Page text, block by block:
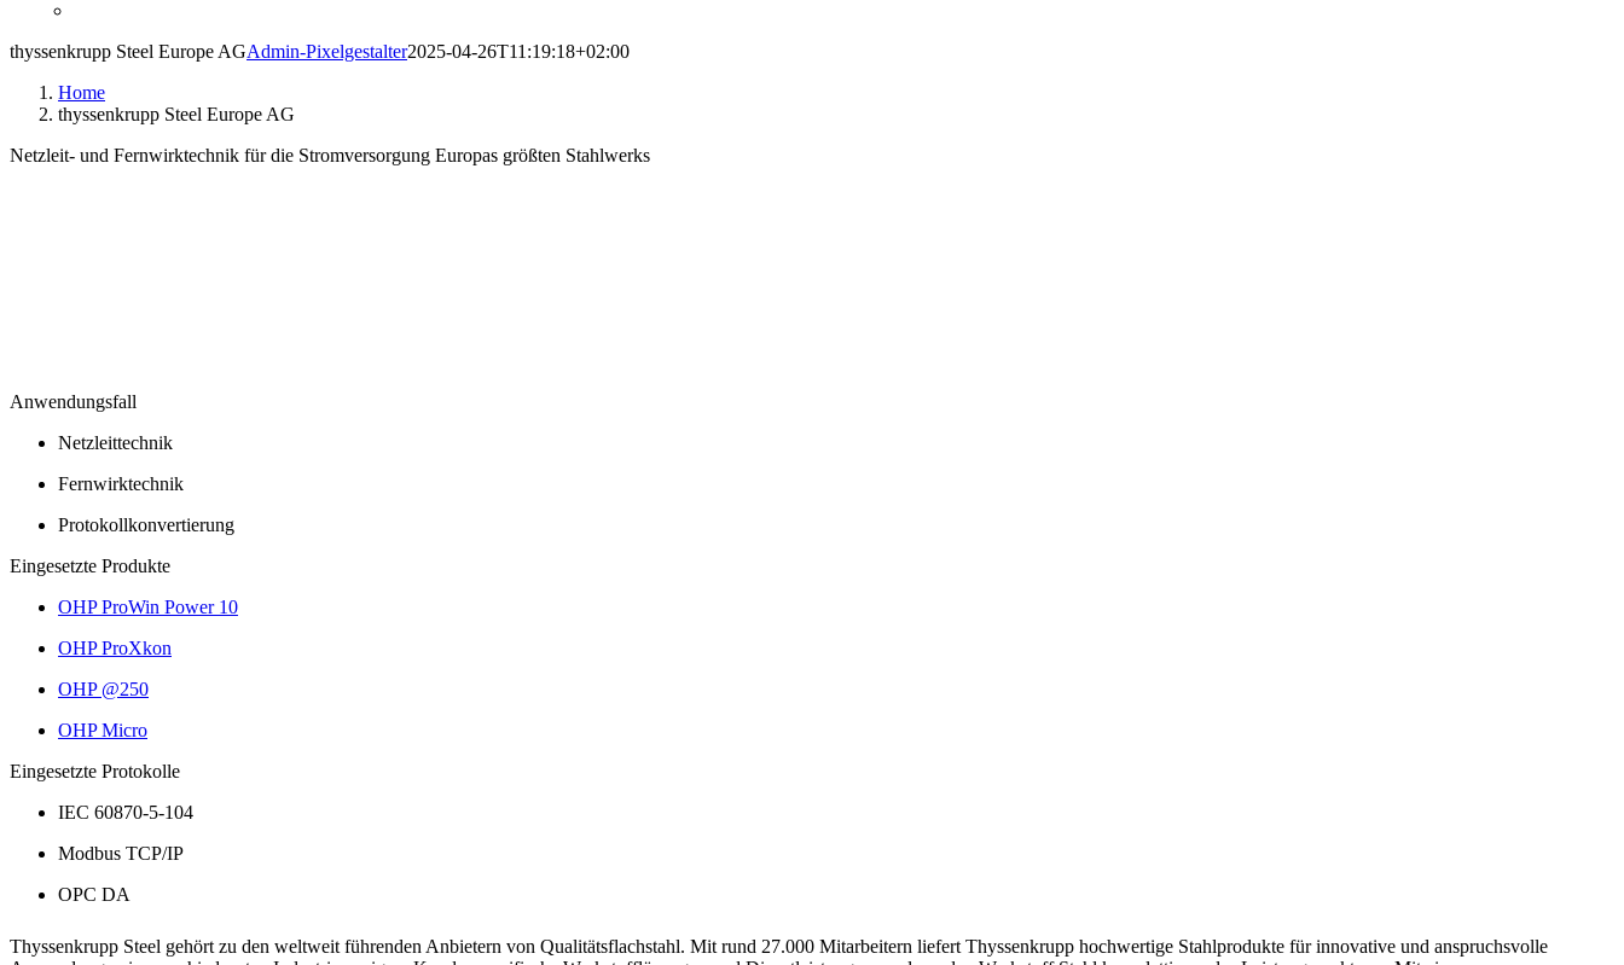
thyssenkrupp Steel Europe AGAdmin-Pixelgestalter2025-04-26T11:19:18+02:00
Home
thyssenkrupp Steel Europe AG
Netzleit- und Fernwirktechnik für die Stromversorgung Europas größten Stahlwerks
Anwendungsfall
Netzleittechnik
Fernwirktechnik
Protokollkonvertierung
Eingesetzte Produkte
OHP ProWin Power 10
OHP ProXkon
OHP @250
OHP Micro
Eingesetzte Protokolle
IEC 60870-5-104
Modbus TCP/IP
OPC DA
Thyssenkrupp Steel gehört zu den weltweit führenden Anbietern von Qualitätsflachstahl. Mit rund 27.000 Mitarbeitern liefert Thyssenkrupp hochwertige Stahlprodukte für innovative und anspruchsvolle